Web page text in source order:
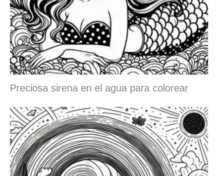
Preciosa sirena en el agua para colorear